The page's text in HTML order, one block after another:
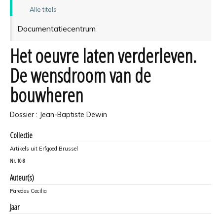
Alle titels
Documentatiecentrum
Het oeuvre laten verderleven.
De wensdroom van de
bouwheren
Dossier : Jean-Baptiste Dewin
Collectie
Artikels uit Erfgoed Brussel
Nr. 10-8
Auteur(s)
Paredes Cecilia
Jaar